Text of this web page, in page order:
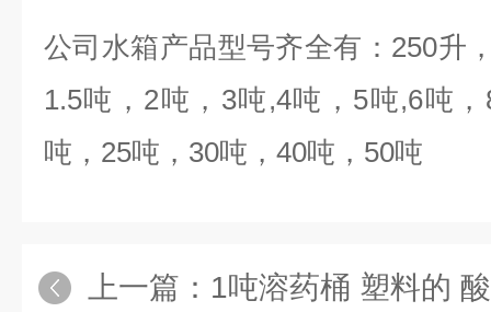
公司水箱产品型号齐全有： 250升
1.5吨， 2吨， 3吨,4吨， 5吨,6吨，
吨， 25吨， 30吨， 40吨， 50吨
上一篇： 1吨溶药桶 塑料的